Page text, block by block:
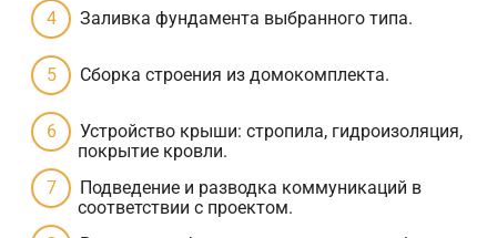
Заливка фундамента выбранного типа.
Сборка строения из домокомплекта.
Устройство крыши: стропила, гидроизоляция,
покрытие кровли.
Подведение и разводка коммуникаций в
соответствии с проектом.